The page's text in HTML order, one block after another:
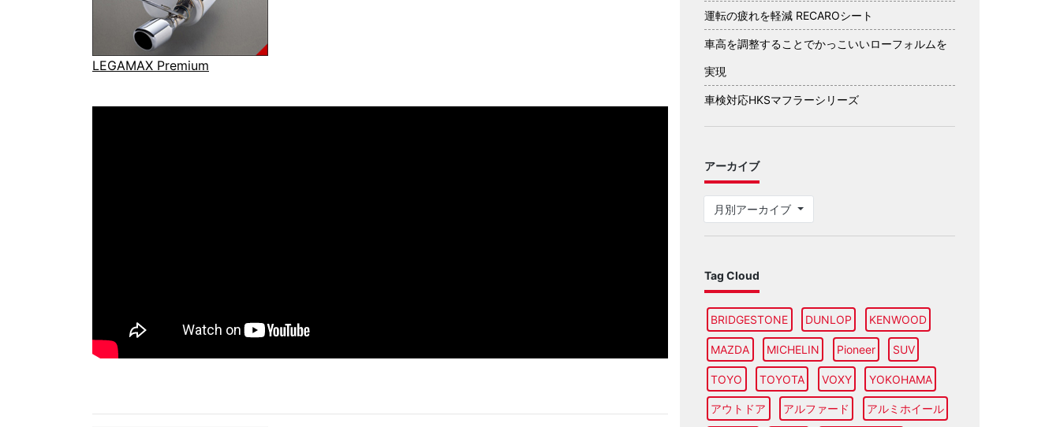
LEGAMAX Premium
運転の疲れを軽減 RECAROシート
車高を調整することでかっこいいローフォルムを
実現
車検対応HKSマフラーシリーズ
アーカイブ
月別アーカイブ
Tag Cloud
BRIDGESTONE DUNLOP KENWOOD
MAZDA MICHELIN Pioneer SUV
TOYO TOYOTA VOXY YOKOHAMA
アウトドア アルファード アルミホイール